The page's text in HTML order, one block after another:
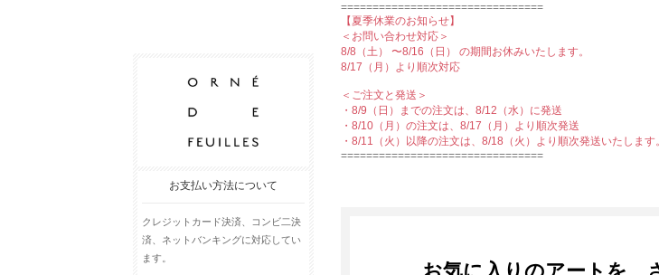
お支払い方法について
クレジットカード決済、コンビ二決
済、ネットバンキングに対応してい
ます。
================================
【夏季休業のお知らせ】
＜お問い合わせ対応＞
8/8（土） 〜8/16（日） の期間お休みいたします。
8/17（月）より順次対応
＜ご注文と発送＞
・8/9（日）までの注文は、8/12（水）に発送
・8/10（月）の注文は、8/17（月）より順次発送
・8/11（火）以降の注文は、8/18（火）より順次発送いたします。
================================